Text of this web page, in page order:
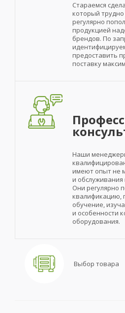
Стараемся
который
регулярно
продукцией
брендов. По
предоставить
поставку
Наши
имеют опыт не
и
Они регулярно
квалификацию,
обучение,
и особенности
оборудования.
Выбор товара